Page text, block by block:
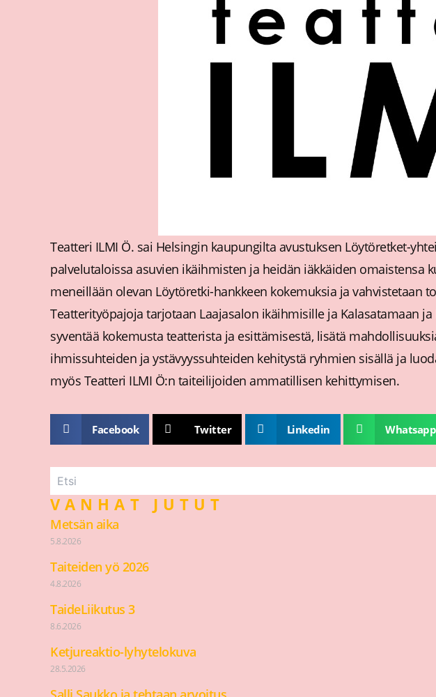
Teatteri ILMI Ö. sai Helsingin kaupungilta avustuksen Löytöretket-
palvelutaloissa asuvien ikäihmisten ja heidän iäkkäiden omaistensa
meneillään olevan Löytöretki-hankkeen kokemuksia ja
Teatterityöpajoja tarjotaan Laajasalon ikäihmisille ja Kalasatamaan
syventää kokemusta teatterista ja esittämisestä, lisätä
ihmissuhteiden ja ystävyyssuhteiden kehitystä ryhmien sisällä ja
myös Teatteri ILMI Ö:n taiteilijoiden ammatillisen kehittymisen.
Facebook Twitter Linkedin Whatsapp
VANHAT JUTUT
Metsän aika
5.8.2026
Taiteiden yö 2026
4.8.2026
TaideLiikutus 3
8.6.2026
Ketjureaktio-lyhytelokuva
28.5.2026